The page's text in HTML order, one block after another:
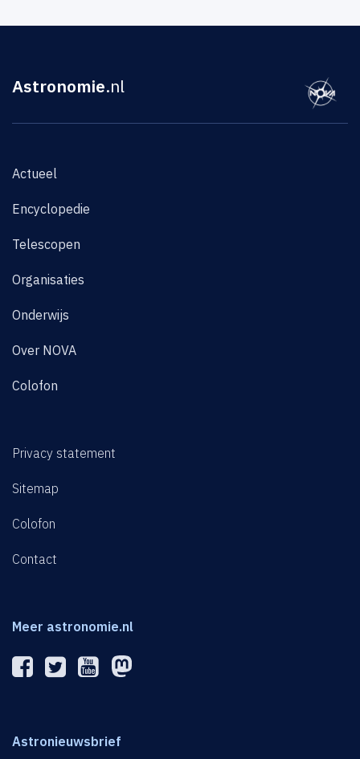
Astronomie.nl
Actueel
Encyclopedie
Telescopen
Organisaties
Onderwijs
Over NOVA
Colofon
Privacy statement
Sitemap
Colofon
Contact
Meer astronomie.nl
Astronieuwsbrief